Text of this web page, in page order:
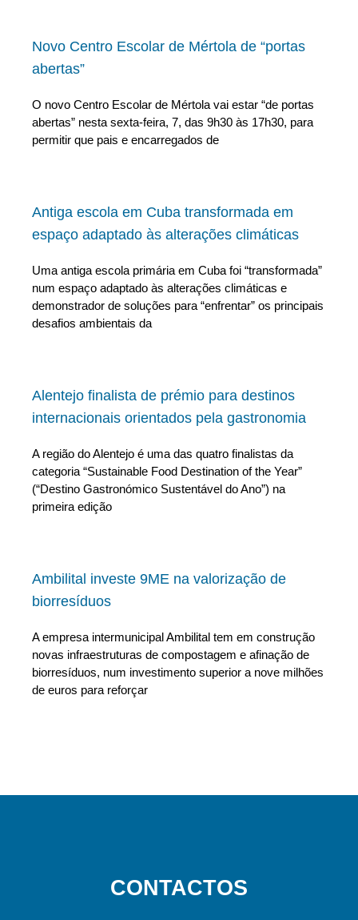
Novo Centro Escolar de Mértola de “portas
abertas”
O novo Centro Escolar de Mértola vai estar “de portas
abertas” nesta sexta-feira, 7, das 9h30 às 17h30, para
permitir que pais e encarregados de
Antiga escola em Cuba transformada em
espaço adaptado às alterações climáticas
Uma antiga escola primária em Cuba foi “transformada”
num espaço adaptado às alterações climáticas e
demonstrador de soluções para “enfrentar” os principais
desafios ambientais da
Alentejo finalista de prémio para destinos
internacionais orientados pela gastronomia
A região do Alentejo é uma das quatro finalistas da
categoria “Sustainable Food Destination of the Year”
(“Destino Gastronómico Sustentável do Ano”) na
primeira edição
Ambilital investe 9ME na valorização de
biorresíduos
A empresa intermunicipal Ambilital tem em construção
novas infraestruturas de compostagem e afinação de
biorresíduos, num investimento superior a nove milhões
de euros para reforçar
CONTACTOS